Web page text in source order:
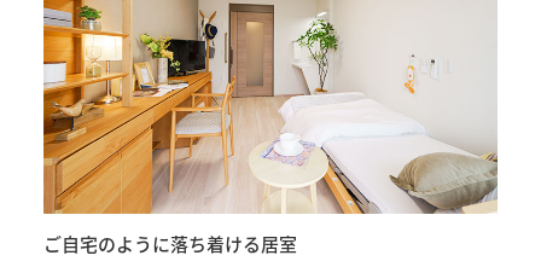
ご自宅のように落ち着ける居室